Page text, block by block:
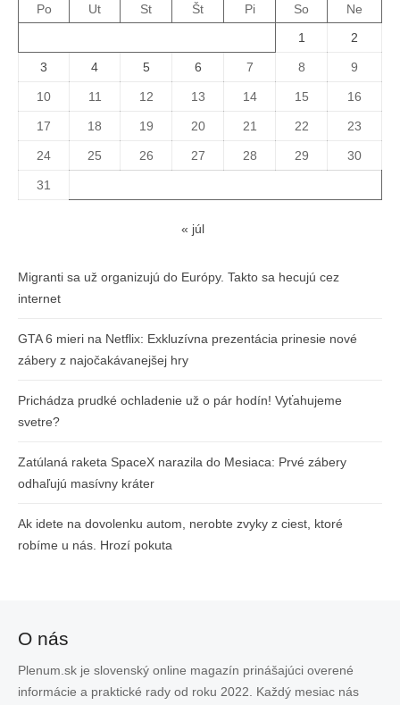
Po Ut St Št Pi So
Ne
1
2
3 4 5 6 7 8 9
10 11 12 13 14 15 16
17 18 19 20 21 22 23
24 25 26 27 28 29 30
31
« júl
Migranti sa už organizujú do Európy. Takto sa hecujú cez
internet
GTA 6 mieri na Netflix: Exkluzívna prezentácia prinesie nové
zábery z najočakávanejšej hry
Prichádza prudké ochladenie už o pár hodín! Vyťahujeme
svetre?
Zatúlaná raketa SpaceX narazila do Mesiaca: Prvé zábery
odhaľujú masívny kráter
Ak idete na dovolenku autom, nerobte zvyky z ciest, ktoré
robíme u nás. Hrozí pokuta
O nás
Plenum.sk je slovenský online magazín prinášajúci overené
informácie a praktické rady od roku 2022. Každý mesiac nás